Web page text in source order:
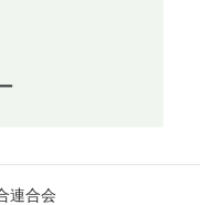
連合会